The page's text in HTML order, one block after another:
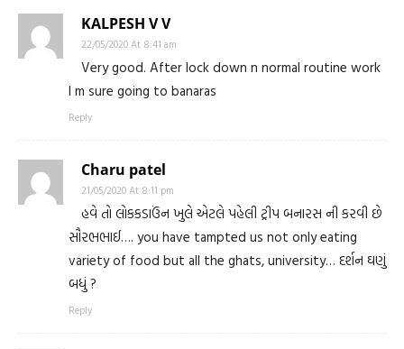
KALPESH V V
22/05/2020 At 8:41 am
Very good. After lock down n normal routine work
I m sure going to banaras
Reply
Charu patel
21/05/2020 At 8:11 pm
હવે તો લોકકડાઉંન ખુલે એટલે પહેલી ટ્રીપ બનારસ ની કરવી છે
સૌરભભાઈ…. you have tampted us not only eating
variety of food but all the ghats, university… દર્શન ઘણું
બધું ?
Reply